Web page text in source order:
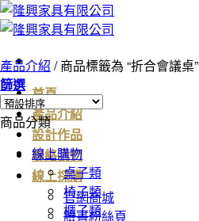
Skip
to
首頁
產品介紹
設計作品
聯絡我們
線上採購
官網商城
臉書粉絲頁
產品介紹 /商品標籤為 “折合會議桌”
篩選
商品分類
線上購物
桌子類
椅子類
櫃子類